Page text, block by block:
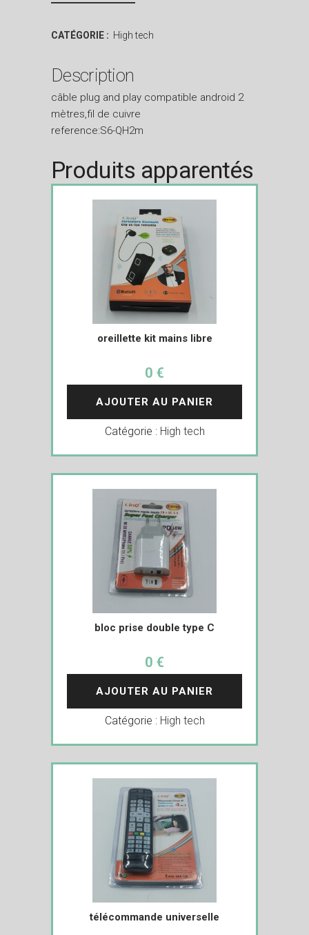
CATÉGORIE : High tech
Description
câble plug and play compatible android 2
mètres,fil de cuivre
reference:S6-QH2m
Produits apparentés
oreillette kit mains libre
0 €
AJOUTER AU PANIER
Catégorie : High tech
bloc prise double type C
0 €
AJOUTER AU PANIER
Catégorie : High tech
télécommande universelle